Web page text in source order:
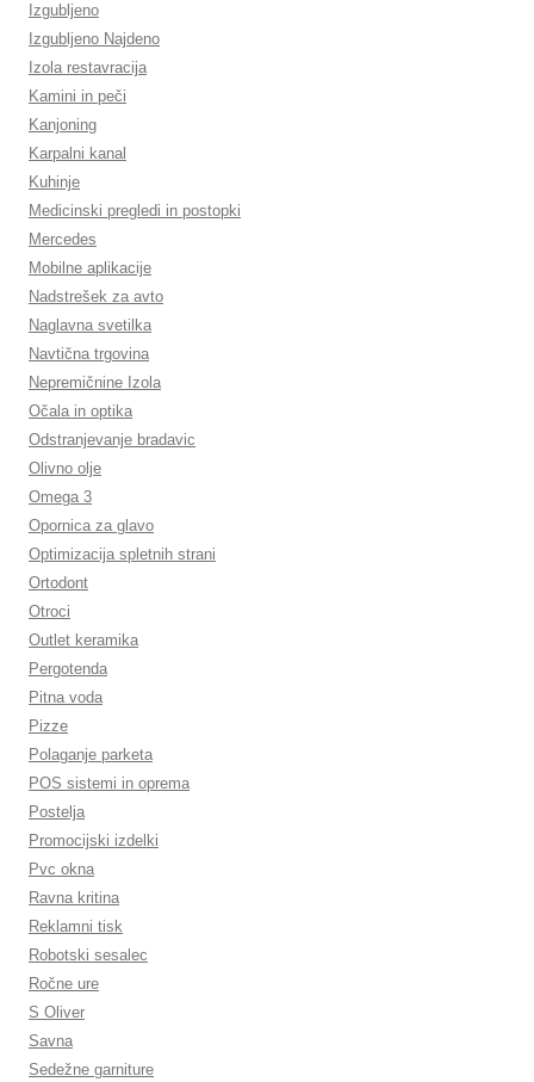
Izgubljeno
Izgubljeno Najdeno
Izola restavracija
Kamini in peči
Kanjoning
Karpalni kanal
Kuhinje
Medicinski pregledi in postopki
Mercedes
Mobilne aplikacije
Nadstrešek za avto
Naglavna svetilka
Navtična trgovina
Nepremičnine Izola
Očala in optika
Odstranjevanje bradavic
Olivno olje
Omega 3
Opornica za glavo
Optimizacija spletnih strani
Ortodont
Otroci
Outlet keramika
Pergotenda
Pitna voda
Pizze
Polaganje parketa
POS sistemi in oprema
Postelja
Promocijski izdelki
Pvc okna
Ravna kritina
Reklamni tisk
Robotski sesalec
Ročne ure
S Oliver
Savna
Sedežne garniture